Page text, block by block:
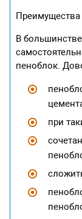
Преимущества
В
пеноблок.
при